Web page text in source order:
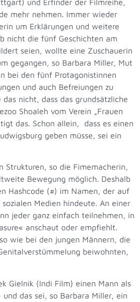
und Erfinder der Filmreihe,
mehr nehmen. Immer wieder
um Erklärungen und weitere
nicht die fünf Geschichten am
seien, wollte eine Zuschauerin
gegangen, so Barbara Miller, Mut
bei den fünf Protagonistinnen
und auch Befreiungen zu
nicht, dass das grundsätzliche
Shoaleh vom Verein „Frauen
das. Schon allein, dass es einen
geben müsse, sei ein
Strukturen, so die Fimemacherin,
Bewegung möglich. Deshalb
Hashcode (#) im Namen, der auf
Medien hindeute. An einer
jeder ganz einfach teilnehmen, in
anschaut oder empfiehlt.
wie bei den jungen Männern, die
beiwohnten,
Gielnik (Indi Film) einen Mann als
und das sei, so Barbara Miller, ein